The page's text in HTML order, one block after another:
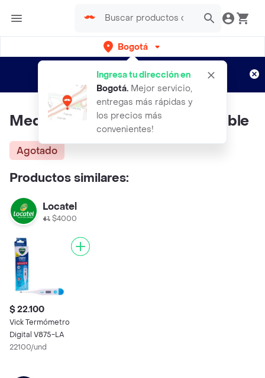
Bogotá
Ingresa tu dirección en
Bogotá. Mejor servicio,
entregas más rápidas y
los precios más
convenientes!
envíos gratis por semanas
Aplican TyC
Medix Termometro Digital Flexible
Agotado
Productos similares:
Locatel
$4000
$ 22.100
Vick Termómetro
Digital V875-LA
22100/und